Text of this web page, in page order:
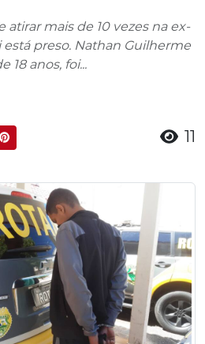
atirar mais de 10 vezes na ex-
preso. Nathan Guilherme
18 anos, foi...
11